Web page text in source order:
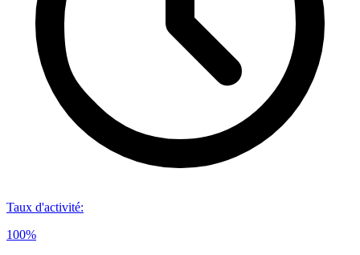
Taux d'activité:
100%